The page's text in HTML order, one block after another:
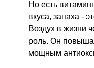
Но есть
вкуса, запаха -
Воздух в жизни
роль. Он
мощным